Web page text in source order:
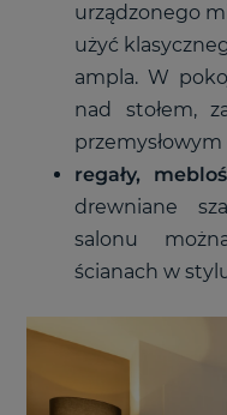
urządzonego
użyć
ampla. W
nad stołem,
regały,
drewniane
salonu
ścianach w